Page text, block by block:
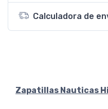
Calculadora de
Zapatillas Nauticas